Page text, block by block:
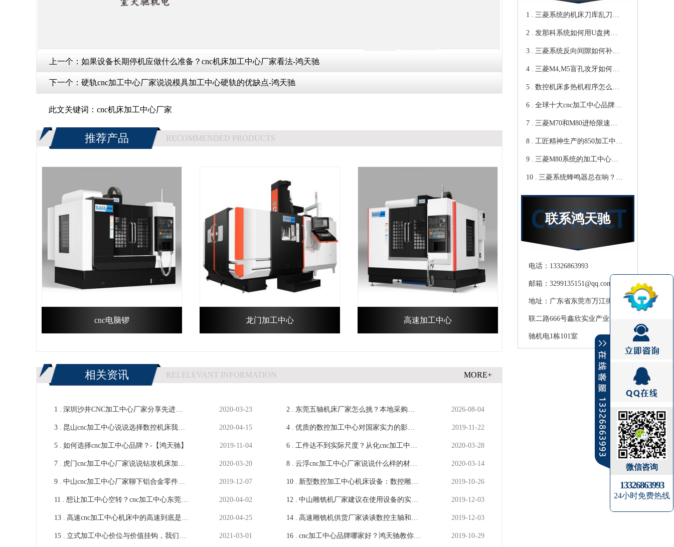
上一个： 如果设备长期停机应做什么准备？cnc机床加工中心厂家看法-鸿天驰
下一个： 硬轨cnc加工中心厂家说说模具加工中心硬轨的优缺点-鸿天驰
此文关键词： cnc机床加工中心厂家
推荐产品 RECOMMENDED PRODUCTS
cnc电脑锣 龙门加工中心 高速加工中心
相关资讯 RELELEVANT INFORMATION MORE+
1 . 深圳沙井CNC加工中心厂家分享先进的
生产管理技术-【鸿天驰】
2020-03-23 2 . 东莞五轴机床厂家怎么挑？本地采购的 3
个实在建议
2026-08-04
3 . 昆山cnc加工中心说说选择数控机床我们
应该注意什么？-【鸿天驰】
2020-04-15 4 . 优质的数控加工中心对国家实力的影响
有多大？-【鸿天驰】
2019-11-22
5 . 如何选择cnc加工中心品牌？-【鸿天驰】 2019-11-04 6 . 工件达不到实际尺度？从化cnc加工中心
厂家说说看法-【鸿天驰】
2020-03-28
7 . 虎门cnc加工中心厂家说说钻攻机床加工
异响原因-【鸿天驰】
2020-03-20 8 . 云浮cnc加工中心厂家说说什么样的材料
适用于加工中心-【鸿天驰】
2020-03-14
9 . 中山cnc加工中心厂家聊下铝合金零件的
精密铸造-【鸿天驰】
2019-12-07 10 . 新型数控加工中心机床设备：数控雕铣
机的发展-【鸿天驰】
2019-10-26
11 . 想让加工中心空转？cnc加工中心东莞供
应商提示要点-【鸿天驰】
2020-04-02 12 . 中山雕铣机厂家建议在使用设备的实际
操作应注意什么-【鸿天驰】
2019-12-03
13 . 高速cnc加工中心机床中的高速到底是什
么样的概念？-【鸿天驰】
2020-04-25 14 . 高速雕铣机供货厂家谈谈数控主轴和运
动系统的重要性-【鸿天驰】
2019-12-03
15 . 立式加工中心价位与价值挂钩，我们应 2021-03-01 16 . cnc加工中心品牌哪家好？鸿天驰教你选 2019-10-29
1 . 三菱系统的机床刀库乱刀，
CNC加工中心厂家教你轻松
归零-鸿天驰
2 . 发那科系统如何用U盘拷贝
加工程序？cnc立式加工中心
教你-鸿天驰
3 . 三菱系统反向间隙如何补
偿，数控cnc加工中心厂家来
教你-鸿天驰
4 . 三菱M4,M5盲孔攻牙如何设
转速和进给？高速cnc加工中
心教你-鸿天驰
5 . 数控机床多热机程序怎么
写？Cnc雕铣机厂家教你-鸿
天驰
6 . 全球十大cnc加工中心品牌，
你知道那些？-【鸿天驰】
7 . 三菱M70和M80进给限速该
修改哪个参数?鸿天驰高速
CNC机床厂家教你
8 . 工匠精神生产的850加工中
心,精度可达0.01mm 就选-
[鸿天驰]
9 . 三菱M80系统的加工中心无
程序报警怎么处理，CNC雕
铣机厂家教你
10 . 三菱系统蜂鸣器总在响？鸿
天驰850加工中心厂家教你关
掉它联系鸿天驰
电话：13326863993
邮箱：3299135151@qq.com
地址：广东省东莞市万江街道滘
联二路666号鑫欣实业产业园天
驰机电1栋101室
微信咨询
13326863993
24小时免费热线